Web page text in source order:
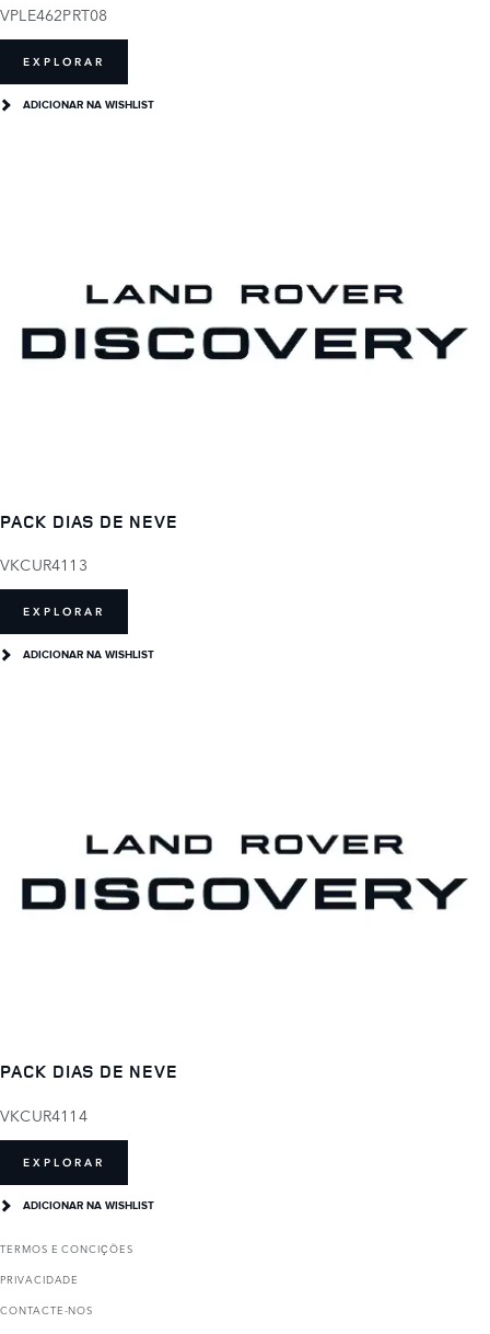
VPLE462PRT08
EXPLORAR
ADICIONAR NA WISHLIST
PACK DIAS DE NEVE
VKCUR4113
EXPLORAR
ADICIONAR NA WISHLIST
PACK DIAS DE NEVE
VKCUR4114
EXPLORAR
ADICIONAR NA WISHLIST
TERMOS E CONCIҪÕES
PRIVACIDADE
CONTACTE-NOS